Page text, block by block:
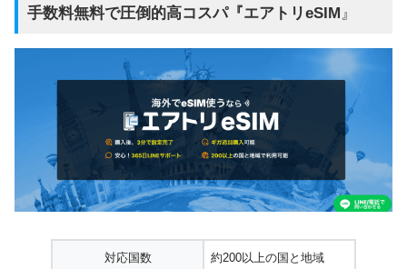
手数料無料で圧倒的高コスパ『 エアトリeSIM 』
対応国数 約200以上の国と地域